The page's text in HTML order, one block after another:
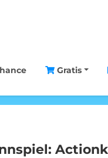
Gratis